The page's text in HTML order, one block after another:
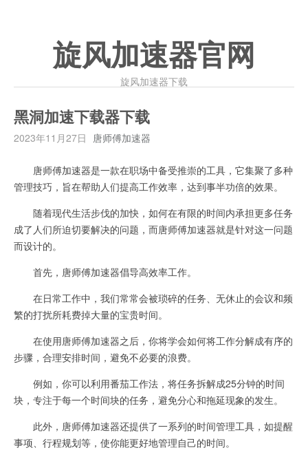
旋风加速器官网
旋风加速器下载
黑洞加速下载器下载
2023年11月27日 唐师傅加速器
唐师傅加速器是一款在职场中备受推崇的工具，它集聚了多种
管理技巧，旨在帮助人们提高工作效率，达到事半功倍的效果。
随着现代生活步伐的加快，如何在有限的时间内承担更多任务
成了人们所迫切要解决的问题，而唐师傅加速器就是针对这一问题
而设计的。
首先，唐师傅加速器倡导高效率工作。
在日常工作中，我们常常会被琐碎的任务、无休止的会议和频
繁的打扰所耗费掉大量的宝贵时间。
在使用唐师傅加速器之后，你将学会如何将工作分解成有序的
步骤，合理安排时间，避免不必要的浪费。
例如，你可以利用番茄工作法，将任务拆解成25分钟的时间
块，专注于每一个时间块的任务，避免分心和拖延现象的发生。
此外，唐师傅加速器还提供了一系列的时间管理工具，如提醒
事项、行程规划等，使你能更好地管理自己的时间。